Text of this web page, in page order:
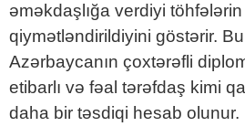
əməkdaşlığa verdiyi
qiymətləndirildiyini göstərir.
Azərbaycanın çoxtərəfli
etibarlı və fəal tərəfdaş kimi
daha bir təsdiqi hesab olunur.